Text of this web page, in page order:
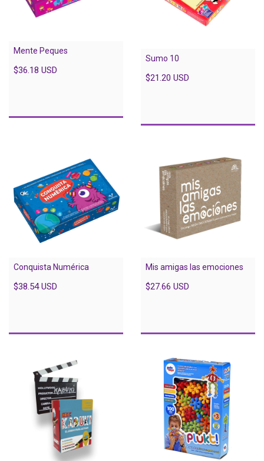
Mente Peques
$36.18 USD
Sumo 10
$21.20 USD
Conquista Numérica
$38.54 USD
Mis amigas las emociones
$27.66 USD